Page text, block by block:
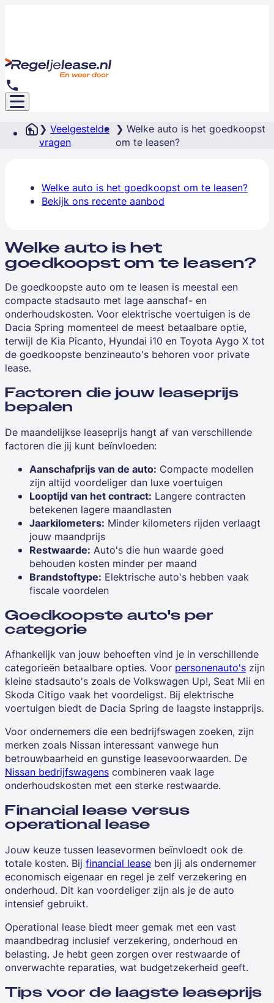
Veelgestelde
vragen
Welke auto is het goedkoopst
om te leasen?
Welke auto is het goedkoopst om te leasen?
Bekijk ons recente aanbod
Welke auto is het
goedkoopst om te leasen?
De goedkoopste auto om te leasen is meestal een
compacte stadsauto met lage aanschaf- en
onderhoudskosten. Voor elektrische voertuigen is de
Dacia Spring momenteel de meest betaalbare optie,
terwijl de Kia Picanto, Hyundai i10 en Toyota Aygo X tot
de goedkoopste benzineauto's behoren voor private
lease.
Factoren die jouw leaseprijs
bepalen
De maandelijkse leaseprijs hangt af van verschillende
factoren die jij kunt beïnvloeden:
Aanschafprijs van de auto: Compacte modellen
zijn altijd voordeliger dan luxe voertuigen
Looptijd van het contract: Langere contracten
betekenen lagere maandlasten
Jaarkilometers: Minder kilometers rijden verlaagt
jouw maandprijs
Restwaarde: Auto's die hun waarde goed
behouden kosten minder per maand
Brandstoftype: Elektrische auto's hebben vaak
fiscale voordelen
Goedkoopste auto's per
categorie
Afhankelijk van jouw behoeften vind je in verschillende
categorieën betaalbare opties. Voor personenauto's zijn
kleine stadsauto's zoals de Volkswagen Up!, Seat Mii en
Skoda Citigo vaak het voordeligst. Bij elektrische
voertuigen biedt de Dacia Spring de laagste instapprijs.
Voor ondernemers die een bedrijfswagen zoeken, zijn
merken zoals Nissan interessant vanwege hun
betrouwbaarheid en gunstige leasevoorwaarden. De
Nissan bedrijfswagens combineren vaak lage
onderhoudskosten met een sterke restwaarde.
Financial lease versus
operational lease
Jouw keuze tussen leasevormen beïnvloedt ook de
totale kosten. Bij financial lease ben jij als ondernemer
economisch eigenaar en regel je zelf verzekering en
onderhoud. Dit kan voordeliger zijn als je de auto
intensief gebruikt.
Operational lease biedt meer gemak met een vast
maandbedrag inclusief verzekering, onderhoud en
belasting. Je hebt geen zorgen over restwaarde of
onverwachte reparaties, wat budgetzekerheid geeft.
Tips voor de laagste leaseprijs